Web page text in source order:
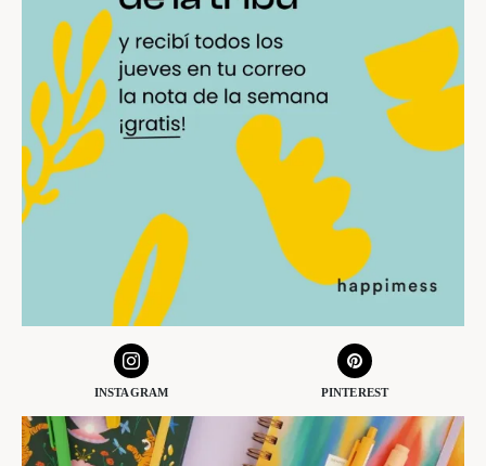
INSTAGRAM PINTEREST